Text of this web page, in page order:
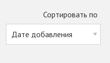
Сортировать по